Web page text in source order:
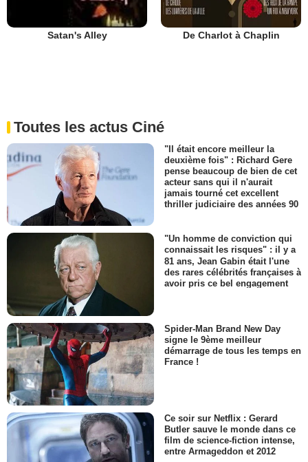
Satan's Alley De Charlot à Chaplin
Toutes les actus Ciné
"Il était encore meilleur la
deuxième fois" : Richard Gere
pense beaucoup de bien de cet
acteur sans qui il n'aurait
jamais tourné cet excellent
thriller judiciaire des années 90
"Un homme de conviction qui
connaissait les risques" : il y a
81 ans, Jean Gabin était l'une
des rares célébrités françaises à
avoir pris ce bel engagement
Spider-Man Brand New Day
signe le 9ème meilleur
démarrage de tous les temps en
France !
Ce soir sur Netflix : Gerard
Butler sauve le monde dans ce
film de science-fiction intense,
entre Armageddon et 2012